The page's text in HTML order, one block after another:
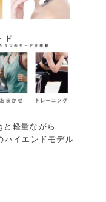
軽量ながら
ハイエンドモデル